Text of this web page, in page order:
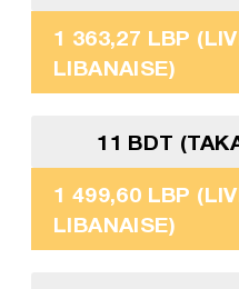
1 363,27 LBP
LIBANAISE)
11 BDT
1 499,60 LBP
LIBANAISE)